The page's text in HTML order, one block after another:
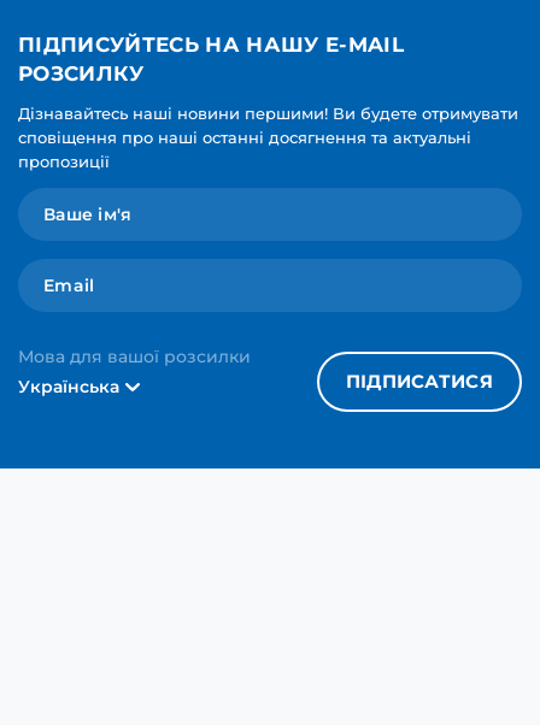
ПІДПИСУЙТЕСЬ НА НАШУ E-MAIL
РОЗСИЛКУ
Дізнавайтесь наші новини першими! Ви будете отримувати
сповіщення про наші останні досягнення та актуальні
пропозиції
Мова для вашої розсилки
Українська
ПІДПИСАТИСЯ